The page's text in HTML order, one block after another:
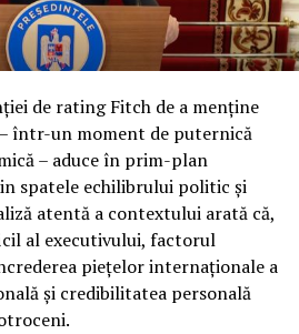
a apărut. Să ne aducem aminte
ți auzit ceva să se
A fost, înainte de asta,
propus prim ministru. Apoi a
a fost domnul Georgescu
la mine în emisiune, atunci
AUR. Deci nu a apărut de
aceștia au stat, au stat, au
momentul au dat votul în
de rating Fitch de a menține
într-un moment de puternică
– aduce în prim-plan
spatele echilibrului politic și
atentă a contextului arată că,
al executivului, factorul
piețelor internaționale a
și credibilitatea personală